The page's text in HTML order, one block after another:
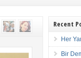
Recent
Her
Bir